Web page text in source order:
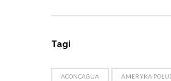
Tagi
ACONCAGUA AMERYKA